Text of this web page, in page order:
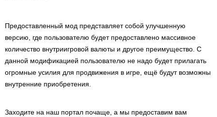
Предоставленный мод представляет собой улучшенную
версию, где пользователю будет предоставлено массивное
количество внутриигровой валюты и другое преимущество. С
данной модификацией пользователю не надо будет прилагать
огромные усилия для продвижения в игре, ещё будут возможны
внутренние приобретения.
Заходите на наш портал почаще, а мы предоставим вам